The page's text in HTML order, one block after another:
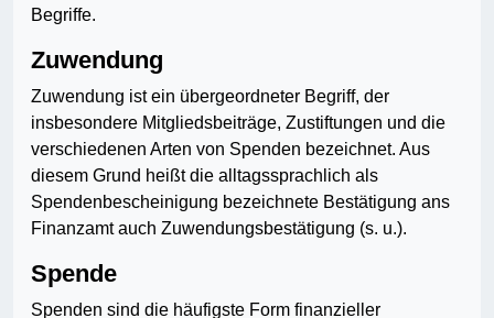
Begriffe.
Zuwendung
Zuwendung ist ein übergeordneter Begriff, der
insbesondere Mitgliedsbeiträge, Zustiftungen und die
verschiedenen Arten von Spenden bezeichnet. Aus
diesem Grund heißt die alltagssprachlich als
Spendenbescheinigung bezeichnete Bestätigung ans
Finanzamt auch Zuwendungsbestätigung (s. u.).
Spende
Spenden sind die häufigste Form finanzieller